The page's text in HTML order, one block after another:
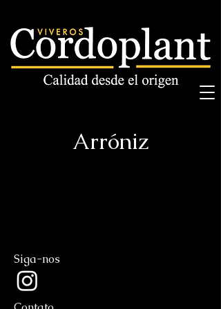
Arróniz
Siga-nos